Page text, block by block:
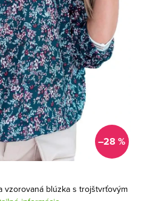
–28 %
vzorovaná blúzka s trojštvrťovým